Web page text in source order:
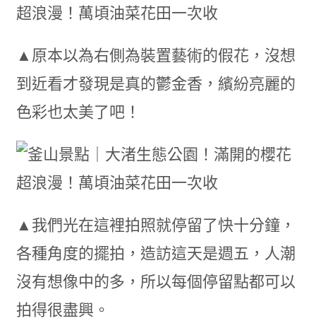
▲原本以為右側為裝置藝術的假花，沒想
到近看才發現是真的鬱金香，繽紛亮麗的
色彩也太美了吧！
▲我們光在這裡拍照就停留了快十分鐘，
各種角度的擺拍，造訪這天是週五，人潮
沒有想像中的多，所以每個停留點都可以
拍得很盡興。